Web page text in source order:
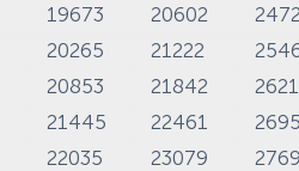
19673 20602
20265 21222
20853 21842
21445 22461
22035 23079